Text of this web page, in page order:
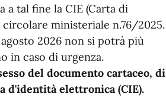
a tal fine la CIE (Carta di
ministeriale n.76/2025.
2026 non si potrà più
in caso di urgenza.
del documento cartaceo, di
d'identità elettronica (CIE).